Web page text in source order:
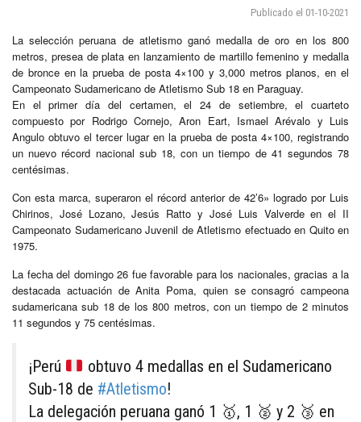
Publicado el 01-10-2021
La selección peruana de atletismo ganó medalla de oro en los 800
metros, presea de plata en lanzamiento de martillo femenino y medalla
de bronce en la prueba de posta 4×100 y 3,000 metros planos, en el
Campeonato Sudamericano de Atletismo Sub 18 en Paraguay.
En el primer día del certamen, el 24 de setiembre, el cuarteto
compuesto por Rodrigo Cornejo, Aron Eart, Ismael Arévalo y Luis
Angulo obtuvo el tercer lugar en la prueba de posta 4×100, registrando
un nuevo récord nacional sub 18, con un tiempo de 41 segundos 78
centésimas.
Con esta marca, superaron el récord anterior de 42’6» logrado por Luis
Chirinos, José Lozano, Jesús Ratto y José Luis Valverde en el II
Campeonato Sudamericano Juvenil de Atletismo efectuado en Quito en
1975.
La fecha del domingo 26 fue favorable para los nacionales, gracias a la
destacada actuación de Anita Poma, quien se consagró campeona
sudamericana sub 18 de los 800 metros, con un tiempo de 2 minutos
11 segundos y 75 centésimas.
¡Perú
obtuvo 4 medallas en el Sudamericano
Sub-18 de #Atletismo!
La delegación peruana ganó 1 🥇, 1 🥈 y 2 🥉 en